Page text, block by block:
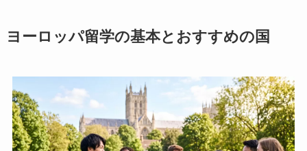
ヨーロッパ留学の基本とおすすめの国